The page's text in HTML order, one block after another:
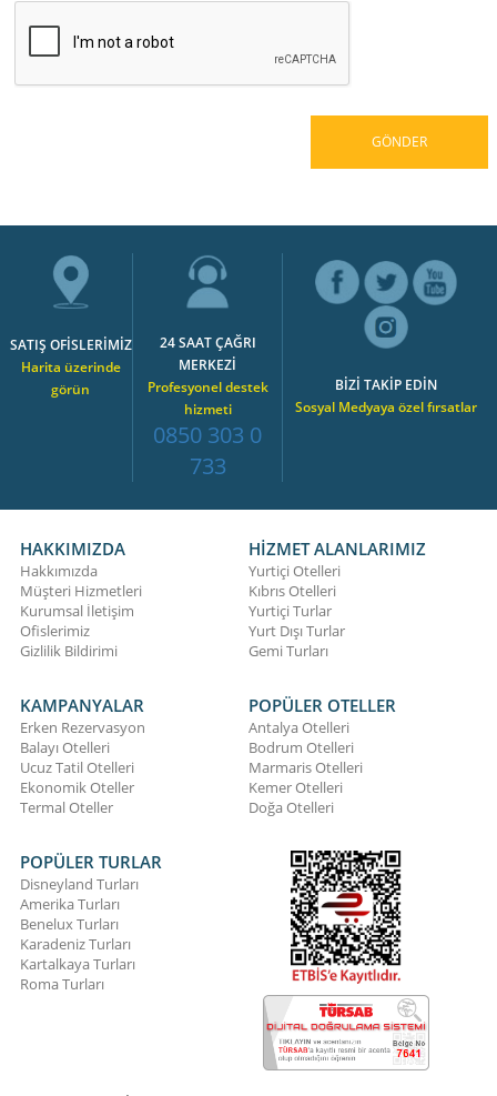
SATIŞ OFİSLERİMİZ
Harita üzerinde
görün
24 SAAT ÇAĞRI
MERKEZİ
Profesyonel destek
hizmeti
0850 303 0
733
BİZİ TAKİP EDİN
Sosyal Medyaya özel fırsatlar
HAKKIMIZDA
Hakkımızda
Müşteri Hizmetleri
Kurumsal İletişim
Ofislerimiz
Gizlilik Bildirimi
HİZMET ALANLARIMIZ
Yurtiçi Otelleri
Kıbrıs Otelleri
Yurtiçi Turlar
Yurt Dışı Turlar
Gemi Turları
KAMPANYALAR
Erken Rezervasyon
Balayı Otelleri
Ucuz Tatil Otelleri
Ekonomik Oteller
Termal Oteller
POPÜLER OTELLER
Antalya Otelleri
Bodrum Otelleri
Marmaris Otelleri
Kemer Otelleri
Doğa Otelleri
POPÜLER TURLAR
Disneyland Turları
Amerika Turları
Benelux Turları
Karadeniz Turları
Kartalkaya Turları
Roma Turları